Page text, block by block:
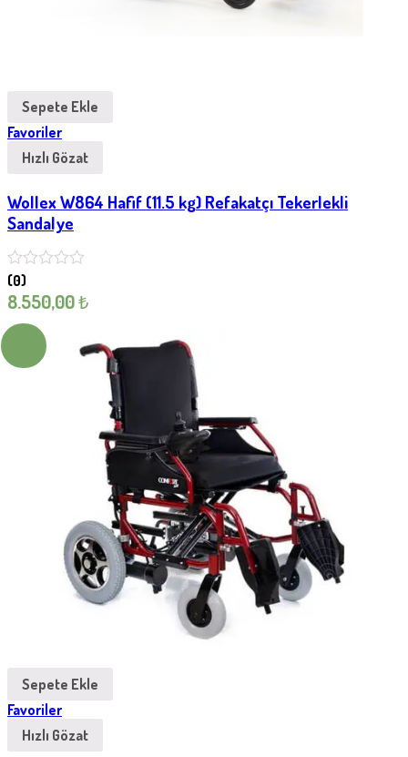
Sepete Ekle
Favoriler
Hızlı Gözat
Wollex W864 Hafif (11.5 kg) Refakatçı Tekerlekli
Sandalye
(0)
8.550,00₺
Sepete Ekle
Favoriler
Hızlı Gözat